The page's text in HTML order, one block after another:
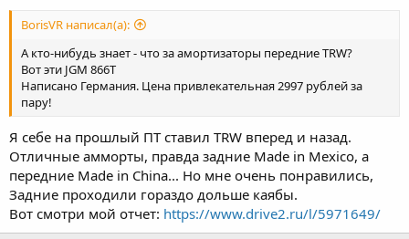
BorisVR написал(а):
А кто-нибудь знает - что за амортизаторы передние TRW?
Вот эти JGM 866T
Написано Германия. Цена привлекательная 2997 рублей за
пару!
Я себе на прошлый ПТ ставил TRW вперед и назад.
Отличные амморты, правда задние Made in Mexico, а
передние Made in China... Но мне очень понравились,
Задние проходили гораздо дольше каябы.
Вот смотри мой отчет: https://www.drive2.ru/l/5971649/